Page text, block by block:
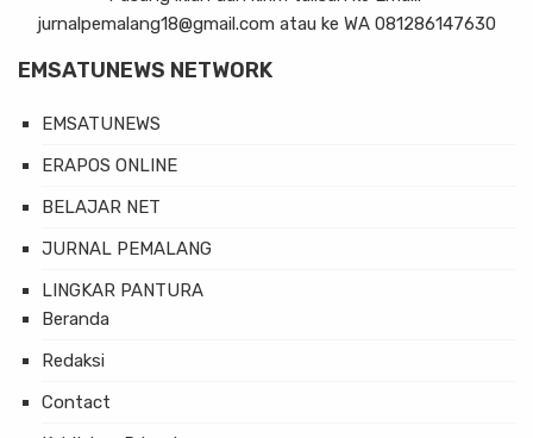
jurnalpemalang18@gmail.com atau ke WA 081286147630
EMSATUNEWS NETWORK
EMSATUNEWS
ERAPOS ONLINE
BELAJAR NET
JURNAL PEMALANG
LINGKAR PANTURA
Beranda
Redaksi
Contact